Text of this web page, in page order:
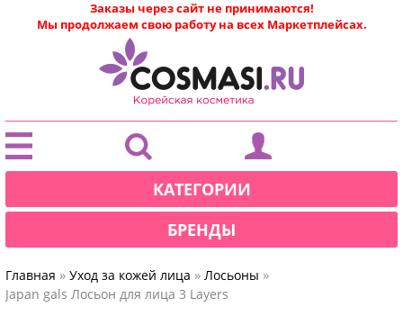
|
Заказы через сайт не принимаются!
Мы продолжаем свою работу на всех Маркетплейсах.
КАТЕГОРИИ
БРЕНДЫ
Главная » Уход за кожей лица » Лосьоны »
Japan gals Лосьон для лица 3 Layers